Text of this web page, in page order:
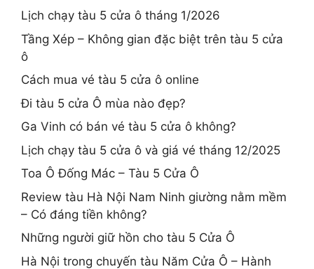
Lịch chạy tàu 5 cửa ô tháng 1/2026
Tầng Xép – Không gian đặc biệt trên tàu 5 cửa
ô
Cách mua vé tàu 5 cửa ô online
Đi tàu 5 cửa Ô mùa nào đẹp?
Ga Vinh có bán vé tàu 5 cửa ô không?
Lịch chạy tàu 5 cửa ô và giá vé tháng 12/2025
Toa Ô Đống Mác – Tàu 5 Cửa Ô
Review tàu Hà Nội Nam Ninh giường nằm mềm
– Có đáng tiền không?
Những người giữ hồn cho tàu 5 Cửa Ô
Hà Nội trong chuyến tàu Năm Cửa Ô – Hành